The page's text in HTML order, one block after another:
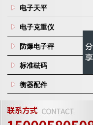
电子天平
电子克重仪
防爆电子秤
标准砝码
衡器配件